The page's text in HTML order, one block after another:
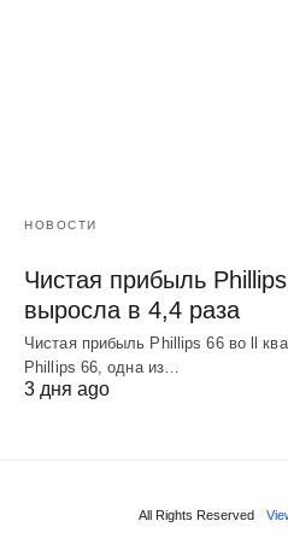
НОВОСТИ
Чистая прибыль
выросла в 4,4 раза
Чистая прибыль Phillips 66 во ll
Phillips 66, одна из…
3 дня ago
All Rights Reserved